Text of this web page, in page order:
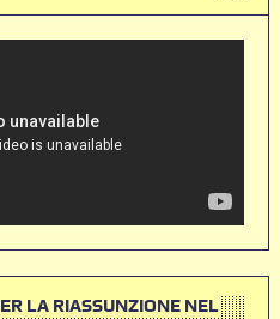
LA RIASSUNZIONE NEL